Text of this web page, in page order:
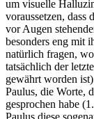
um visuelle
voraussetzen, dass
vor Augen
besonders eng mit
natürlich fragen,
tatsächlich der
gewährt worden
Paulus, die Worte,
gesprochen habe
Paulus diese